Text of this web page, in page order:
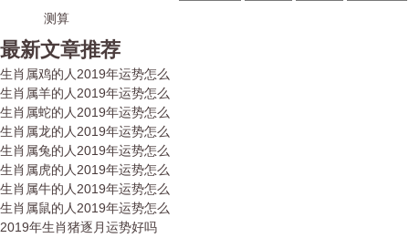
最新文章推荐
生肖属鸡的人2019年运势怎么
生肖属羊的人2019年运势怎么
生肖属蛇的人2019年运势怎么
生肖属龙的人2019年运势怎么
生肖属兔的人2019年运势怎么
生肖属虎的人2019年运势怎么
生肖属牛的人2019年运势怎么
生肖属鼠的人2019年运势怎么
2019年生肖猪逐月运势好吗